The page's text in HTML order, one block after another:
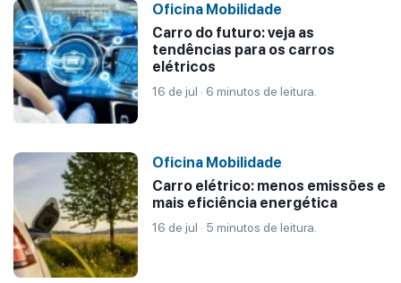
Oficina Mobilidade
Carro do futuro: veja as
tendências para os carros
elétricos
16 de jul · 6 minutos de leitura.
Oficina Mobilidade
Carro elétrico: menos emissões e
mais eficiência energética
16 de jul · 5 minutos de leitura.